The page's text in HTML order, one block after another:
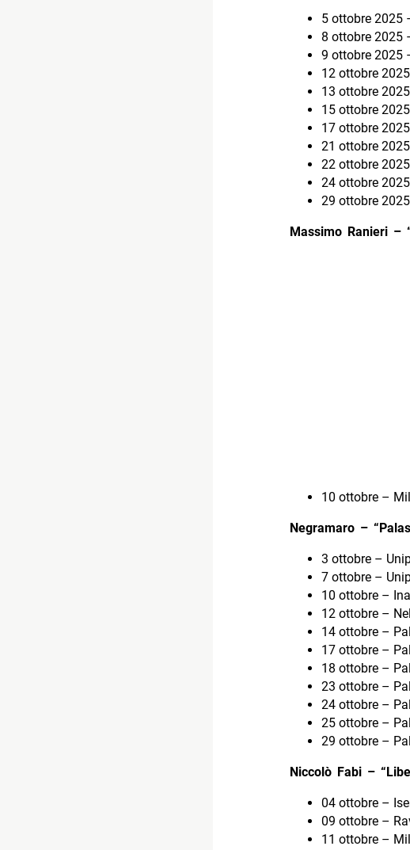
5 ottobre 2025
8 ottobre 2025
9 ottobre 2025
12 ottobre
13 ottobre
15 ottobre
17 ottobre
21 ottobre
22 ottobre
24 ottobre
29 ottobre
Massimo Ranieri –
10 ottobre –
Negramaro –
3 ottobre –
7 ottobre –
10 ottobre –
12 ottobre –
14 ottobre –
17 ottobre –
18 ottobre –
23 ottobre –
24 ottobre –
25 ottobre –
29 ottobre –
Niccolò Fabi –
04 ottobre –
09 ottobre –
11 ottobre –